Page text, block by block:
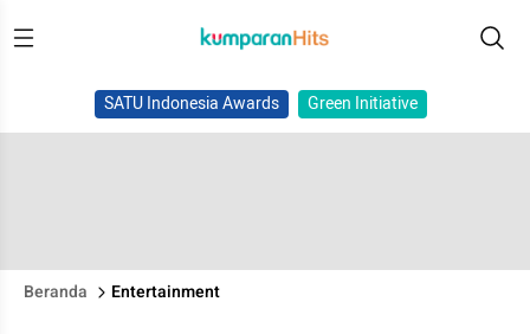
SATU Indonesia Awards Green Initiative
Beranda Entertainment